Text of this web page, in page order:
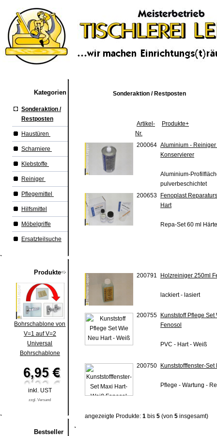
Kategorien
Sonderaktion /
Restposten
Haustüren
Scharniere
Klebstoffe
Reiniger
Pflegemittel
Hilfsmittel
Möbelgriffe
Ersatzteilsuche
Produkte
Bohrschablone von
V=1 auf V=2
Universal
Bohrschablone
inkl. UST
zzgl. Versand
Bestseller
Sonderaktion / Restposten
Artikel-
Nr.
Produkte+
200064 Aluminium -
Konservierer
Aluminium-
pulverbeschichtet
200653
Fenoplast
Hart
Repa-Set 60 ml
200791 Holzreiniger 250ml
lackiert - lasiert
200755
Kunststoff Pflege
Fenosol
PVC - Hart - Weiß
200750 Kunststofffenster-
Pflege - Wartung -
angezeigte Produkte: 1 bis 5 (von 5 insgesamt)